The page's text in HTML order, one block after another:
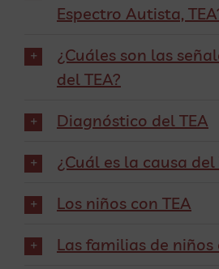
Espectro Autista,
¿Cuáles son las
del TEA?
Diagnóstico del TEA
¿Cuál es la causa del
Los niños con TEA
Las familias de niños